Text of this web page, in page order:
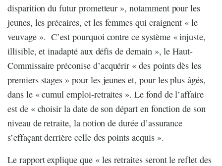
disparition du futur prometteur », notamment pour les
jeunes, les précaires, et les femmes qui craignent « le
veuvage ». C’est pourquoi contre ce système « injuste,
illisible, et inadapté aux défis de demain », le Haut-
Commissaire préconise d’acquérir « des points dès les
premiers stages » pour les jeunes et, pour les plus âgés,
dans le « cumul emploi-retraites ». Le fond de l’affaire
est de « choisir la date de son départ en fonction de son
niveau de retraite, la notion de durée d’assurance
s’effaçant derrière celle des points acquis ».
Le rapport explique que « les retraites seront le reflet des